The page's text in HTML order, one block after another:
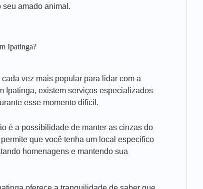
seu amado animal.
Ipatinga?
vez mais popular para lidar com a
Ipatinga, existem serviços especializados
esse momento difícil.
é a possibilidade de manter as cinzas do
que você tenha um local específico
homenagens e mantendo sua